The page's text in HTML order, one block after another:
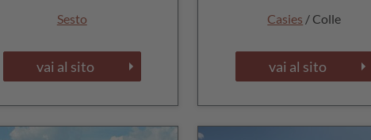
Sesto
vai al sito
Casies / Colle
vai al sito